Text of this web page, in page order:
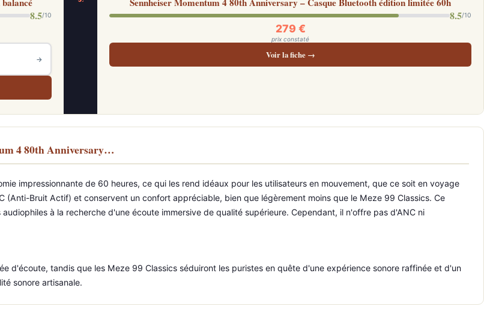
8.5/10
→
8.5/10
279 €
prix constaté
Voir la fiche →
4 80th Anniversary…
impressionnante de 60 heures, ce qui les rend idéaux pour les utilisateurs en mouvement, que ce soit en voyage
(Anti-Bruit Actif) et conservent un confort appréciable, bien que légèrement moins que le Meze 99 Classics. Ce
à la recherche d'une écoute immersive de qualité supérieure. Cependant, il n'offre pas d'ANC ni
d'écoute, tandis que les Meze 99 Classics séduiront les puristes en quête d'une expérience sonore raffinée et d'un
sonore artisanale.